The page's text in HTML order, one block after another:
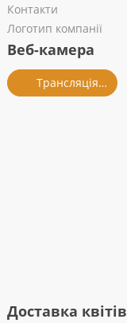
Контакти
Логотип компанії
Веб-камера
Трансляція із салону
Доставка квітів